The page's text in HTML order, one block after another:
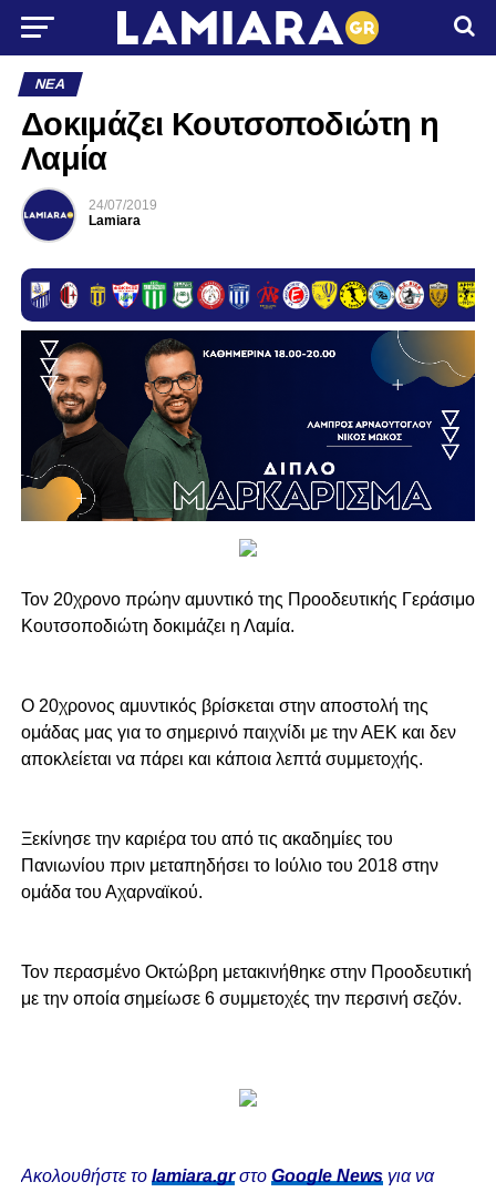
ΝΈΑ
Δοκιμάζει Κουτσοποδιώτη η
Λαμία
24/07/2019
Lamiara
Τον 20χρονο πρώην αμυντικό της Προοδευτικής Γεράσιμο
Κουτσοποδιώτη δοκιμάζει η Λαμία.
Ο 20χρονος αμυντικός βρίσκεται στην αποστολή της
ομάδας μας για το σημερινό παιχνίδι με την ΑΕΚ και δεν
αποκλείεται να πάρει και κάποια λεπτά συμμετοχής.
Ξεκίνησε την καριέρα του από τις ακαδημίες του
Πανιωνίου πριν μεταπηδήσει το Ιούλιο του 2018 στην
ομάδα του Αχαρναϊκού.
Τον περασμένο Οκτώβρη μετακινήθηκε στην Προοδευτική
με την οποία σημείωσε 6 συμμετοχές την περσινή σεζόν.
Ακολουθήστε το lamiara.grστο Google Newsγια να